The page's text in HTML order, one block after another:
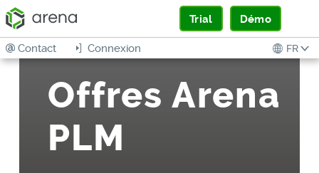
Trial Démo
FR
Connexion
Contact
Offres Arena
PLM